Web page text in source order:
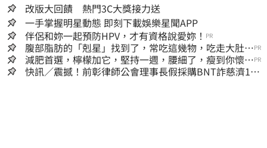
改版大回饋 熱門3C大獎接力送
一手掌握明星動態 即刻下載娛樂星聞APP
伴侶和妳一起預防HPV，才有資格說愛妳！ PR
腹部脂肪的「剋星」找到了，常吃這幾物，吃走大肚
囊，瘦出小蠻腰
PR
減肥首選，檸檬加它，堅持一週，腰細了，瘦到你懷疑
人生
PR
快訊／震撼！前彰律師公會理事長假採購BNT詐慈濟10